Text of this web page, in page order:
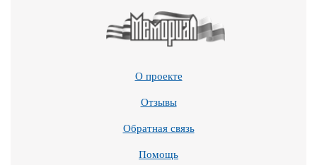
О проекте
Отзывы
Обратная связь
Помощь